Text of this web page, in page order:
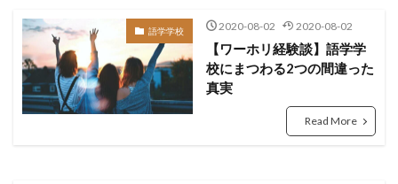
語学学校 2020-08-02 2020-08-02
【ワーホリ経験談】語学学
校にまつわる2つの間違った
真実
Read More